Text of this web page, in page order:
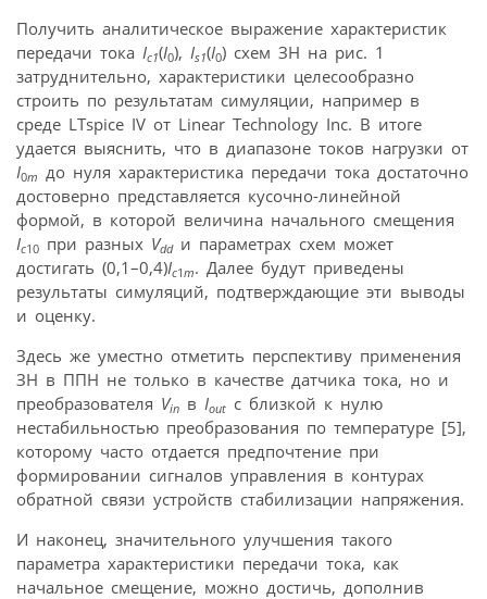
Получить аналитическое выражение характеристик
передачи тока Ic1(I0), Is1(I0) схем ЗН на рис. 1
затруднительно, характеристики целесообразно
строить по результатам симуляции, например в
среде LTspice IV от Linear Technology Inc. В итоге
удается выяснить, что в диапазоне токов нагрузки от
I0m до нуля характеристика передачи тока достаточно
достоверно представляется кусочно-линейной
формой, в которой величина начального смещения
Ic10 при разных Vddи параметрах схем может
достигать (0,1–0,4)Ic1m. Далее будут приведены
результаты симуляций, подтверждающие эти выводы
и оценку.
Здесь же уместно отметить перспективу применения
ЗН в ППН не только в качестве датчика тока, но и
преобразователя Vin в Iout c близкой к нулю
нестабильностью преобразования по температуре [5],
которому часто отдается предпочтение при
формировании сигналов управления в контурах
обратной связи устройств стабилизации напряжения.
И наконец, значительного улучшения такого
параметра характеристики передачи тока, как
начальное смещение, можно достичь, дополнив